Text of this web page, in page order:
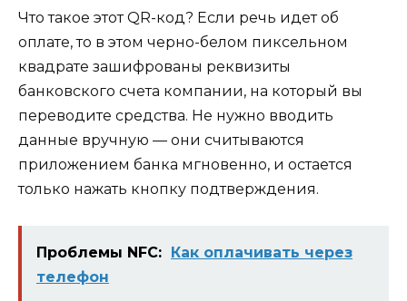
Что такое этот QR-код? Если речь идет об
оплате, то в этом черно-белом пиксельном
квадрате зашифрованы реквизиты
банковского счета компании, на который вы
переводите средства. Не нужно вводить
данные вручную — они считываются
приложением банка мгновенно, и остается
только нажать кнопку подтверждения.
Проблемы NFC: Как оплачивать через
телефон